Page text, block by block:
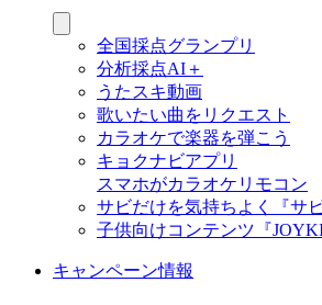
全国採点グランプリ
分析採点AI＋
うたスキ動画
歌いたい曲をリクエスト
カラオケで楽器を弾こう
キョクナビアプリ
スマホがカラオケリモコン
サビだけを気持ちよく『サビ
子供向けコンテンツ『
キャンペーン情報